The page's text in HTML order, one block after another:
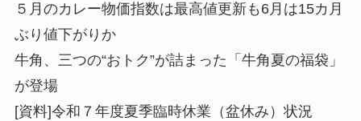
５月のカレー物価指数は最高値更新も6月は15カ月
ぶり値下がりか
牛角、三つの“おトク”が詰まった「牛角夏の福袋」
が登場
[資料]令和７年度夏季臨時休業（盆休み）状況